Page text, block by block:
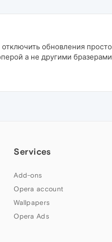
обновления просто
а не другими
Services
Add-ons
Opera account
Wallpapers
Opera Ads